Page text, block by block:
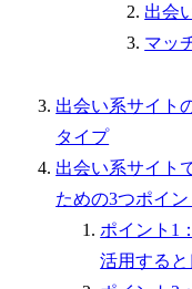
出会
マッ
出会い系サイト
タイプ
出会い系サイト
ための3つポイン
ポイント1
活用すると